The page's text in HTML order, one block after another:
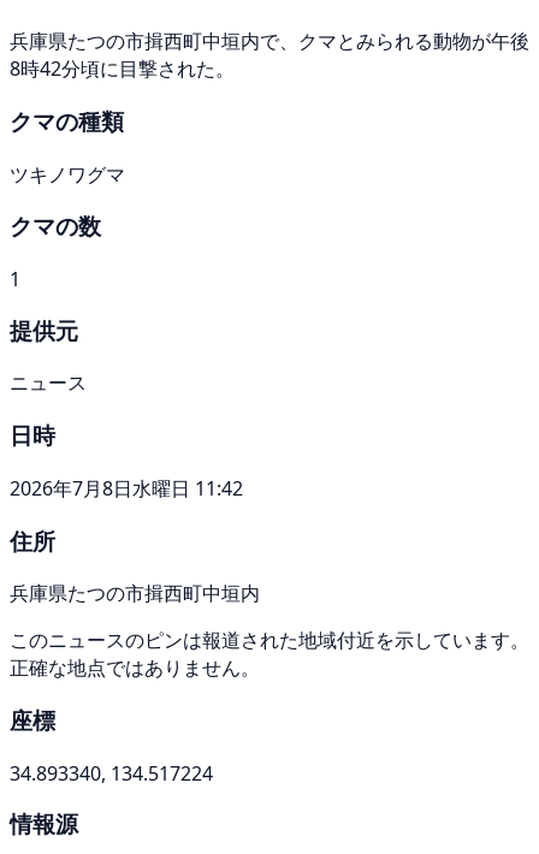
兵庫県たつの市揖西町中垣内で、クマとみられる動物が午後
8時42分頃に目撃された。
クマの種類
ツキノワグマ
クマの数
1
提供元
ニュース
日時
2026年7月8日水曜日 11:42
住所
兵庫県たつの市揖西町中垣内
このニュースのピンは報道された地域付近を示しています。
正確な地点ではありません。
座標
34.893340, 134.517224
情報源